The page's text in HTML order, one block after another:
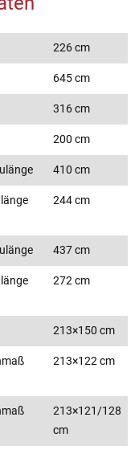
226 cm
645 cm
316 cm
200 cm
410 cm
244 cm
437 cm
272 cm
213×150 cm
213×122 cm
213×121/128
cm